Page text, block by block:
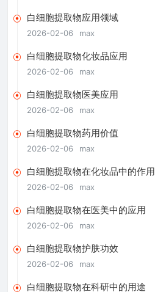
白细胞提取物应用领域
2026-02-06 max
白细胞提取物化妆品应用
2026-02-06 max
白细胞提取物医美应用
2026-02-06 max
白细胞提取物药用价值
2026-02-06 max
白细胞提取物在化妆品中的作用
2026-02-06 max
白细胞提取物在医美中的应用
2026-02-06 max
白细胞提取物护肤功效
2026-02-06 max
白细胞提取物在科研中的用途